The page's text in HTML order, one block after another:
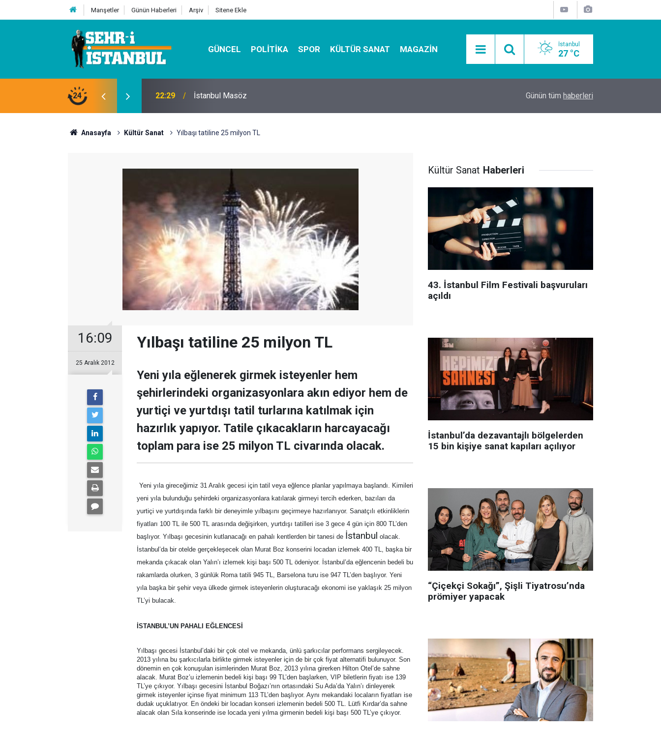
Manşetler Günün Haberleri Arşiv Sitene Ekle
GÜNCEL POLITIKA SPOR KÜLTÜR SANAT MAGAZIN İstanbul
27 °C
24 07:32 Kutu Sihirbazı ile Estetik, Dayanıklı ve Çevre Dostu Ambalaj Mobil Araçlarla Hayır Lokması Dağıtımının
Günün tüm haberleri
Anasayfa Kültür Sanat Yılbaşı tatiline 25 milyon TL
16:09
25 Aralık 2012
Yılbaşı tatiline 25 milyon TL
Yeni yıla eğlenerek girmek isteyenler hem
şehirlerindeki organizasyonlara akın ediyor hem de
yurtiçi ve yurtdışı tatil turlarına katılmak için
hazırlık yapıyor. Tatile çıkacakların harcayacağı
toplam para ise 25 milyon TL civarında olacak.
Yeni yıla gireceğimiz 31 Aralık gecesi için tatil veya eğlence planlar yapılmaya başlandı. Kimileri
yeni yıla bulunduğu şehirdeki organizasyonlara katılarak girmeyi tercih ederken, bazıları da
yurtiçi ve yurtdışında farklı bir deneyimle yılbaşını geçirmeye hazırlanıyor. Sanatçılı etkinliklerin
fiyatları 100 TL ile 500 TL arasında değişirken, yurtdışı tatilleri ise 3 gece 4 gün için 800 TL’den
başlıyor. Yılbaşı gecesinin kutlanacağı en pahalı kentlerden bir tanesi de İstanbul olacak.
İstanbul’da bir otelde gerçekleşecek olan Murat Boz konserini locadan izlemek 400 TL, başka bir
mekanda çıkacak olan Yalın’ı izlemek kişi başı 500 TL ödeniyor. İstanbul’da eğlencenin bedeli bu
rakamlarda olurken, 3 günlük Roma tatili 945 TL, Barselona turu ise 947 TL’den başlıyor. Yeni
yıla başka bir şehir veya ülkede girmek isteyenlerin oluşturacağı ekonomi ise yaklaşık 25 milyon
TL’yi bulacak.
İSTANBUL’UN PAHALI EĞLENCESİ
Yılbaşı gecesi İstanbul’daki bir çok otel ve mekanda, ünlü şarkıcılar performans sergileyecek.
2013 yılına bu şarkıcılarla birlikte girmek isteyenler için de bir çok fiyat alternatifi bulunuyor. Son
dönemin en çok konuşulan isimlerinden Murat Boz, 2013 yılına girerken Hilton Otel’de sahne
alacak. Murat Boz’u izlemenin bedeli kişi başı 99 TL’den başlarken, VIP biletlerin fiyatı ise 139
TL’ye çıkıyor. Yılbaşı gecesini İstanbul Boğazı’nın ortasındaki Su Ada’da Yalın’ı dinleyerek
girmek isteyenler içinse fiyat minimum 113 TL’den başlıyor. Aynı mekandaki locaların fiyatları ise
dudak uçuklatıyor. En öndeki bir locadan konseri izlemenin bedeli 500 TL. Lütfi Kırdar’da sahne
alacak olan Sıla konserinde ise locada yeni yılma girmenin bedeli kişi başı 500 TL’ye çıkıyor.
Kültür Sanat Haberleri
43. İstanbul Film Festivali başvuruları
açıldı
İstanbul’da dezavantajlı bölgelerden
15 bin kişiye sanat kapıları açılıyor
“Çiçekçi Sokağı”, Şişli Tiyatrosu’nda
prömiyer yapacak